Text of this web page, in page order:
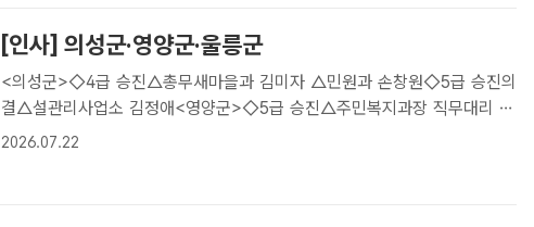
[인사] 의성군·영양군·울릉군
<의성군>◇4급 승진△총무새마을과 김미자 △민원과 손창원◇5급 승진의
결△설관리사업소 김정애<영양군>◇5급 승진△주민복지과장 직무대리 이
재남◇5급 전보△기획예산실장 김민경 △재무과장 권영수 △종합민원과장
2026.07.22